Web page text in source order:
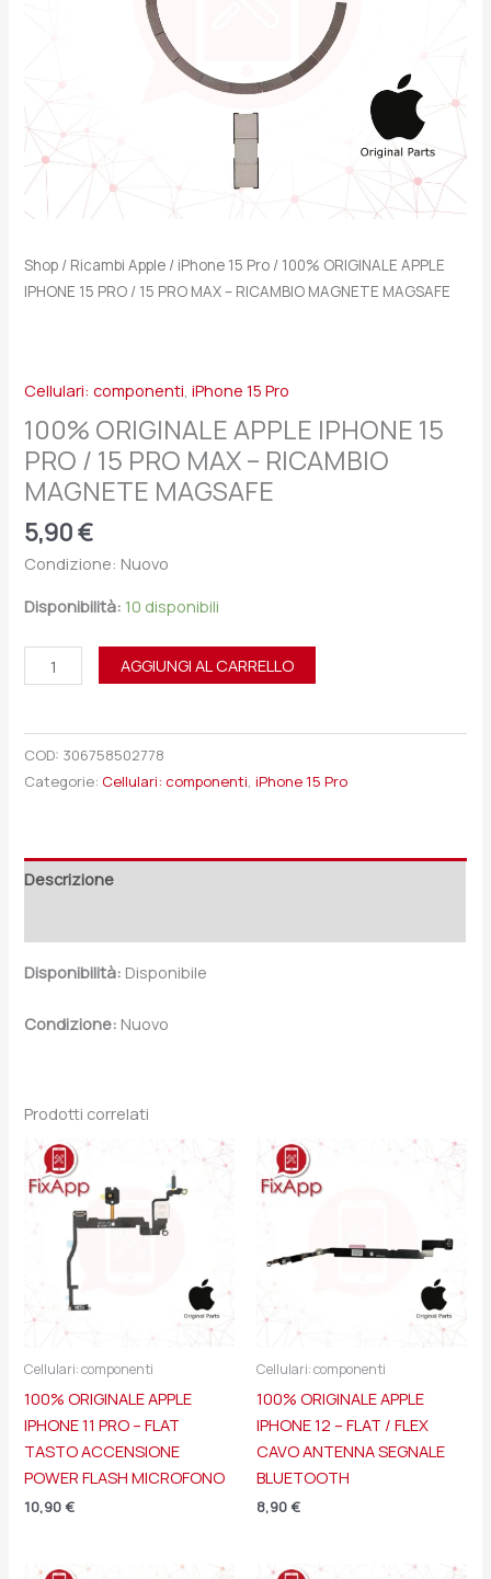
Shop / Ricambi Apple / iPhone 15 Pro / 100% ORIGINALE APPLE
IPHONE 15 PRO / 15 PRO MAX – RICAMBIO MAGNETE MAGSAFE
Cellulari: componenti,iPhone 15 Pro
100% ORIGINALE APPLE IPHONE 15
PRO / 15 PRO MAX – RICAMBIO
MAGNETE MAGSAFE
5,90€
Condizione: Nuovo
Disponibilità: 10 disponibili
MAGNETE
MAGSAFE
quantità
AGGIUNGI AL CARRELLO
COD: 306758502778
Categorie: Cellulari: componenti,iPhone 15 Pro
Descrizione
Disponibilità: Disponibile
Condizione: Nuovo
Prodotti correlati
Cellulari: componenti
100% ORIGINALE APPLE
IPHONE 11 PRO – FLAT
TASTO ACCENSIONE
POWER FLASH MICROFONO
10,90 €
Cellulari: componenti
100% ORIGINALE APPLE
IPHONE 12 – FLAT / FLEX
CAVO ANTENNA SEGNALE
BLUETOOTH
8,90 €